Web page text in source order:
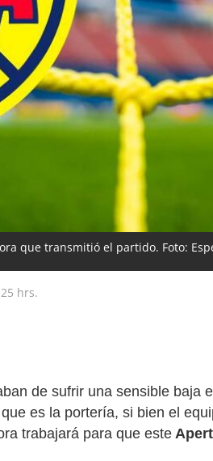
que transmitió el partido. Foto:
hrs.
de sufrir una sensible baja
es la portería, si bien el
trabajará para que este